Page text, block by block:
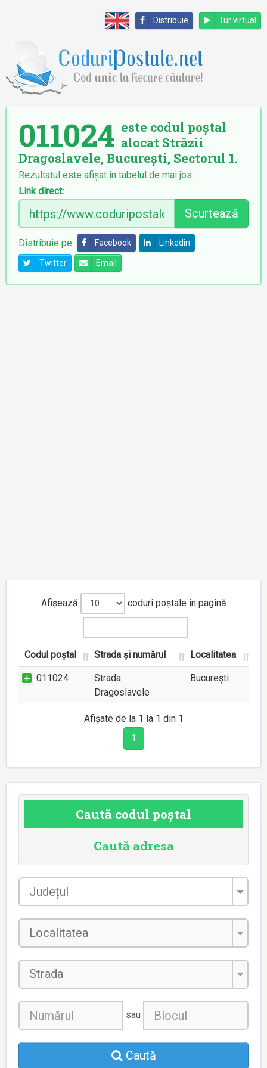
Distribuie Tur virtual
011024 este codul poștal
alocat Străzii
Dragoslavele, București, Sectorul 1.
Rezultatul este afișat în tabelul de mai jos.
Link direct:
Scurtează
Distribuie pe: Facebook Linkedin
Twitter Email
Afișează coduri poștale în pagină
Codul poștal Strada și numărul Localitatea
011024
Strada
Dragoslavele
București
Afișate de la 1 la 1 din 1
1
Caută codul poștal
Caută adresa
Județul
Localitatea
Strada
sau
Caută